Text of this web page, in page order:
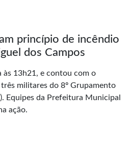
princípio de incêndio
dos Campos
13h21, e contou com o
militares do 8º Grupamento
Equipes da Prefeitura Municipal
ação.